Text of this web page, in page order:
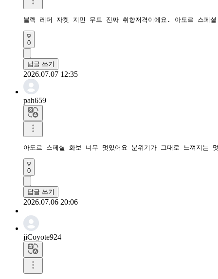
블랙 레더 자켓 지민 무드 진짜 취향저격이에요. 아도르 스페
0
답글 쓰기
2026.07.07 12:35
pah659
아도르 스페셜 화보 너무 멋있어요 분위기가 그대로 느껴지는
0
답글 쓰기
2026.07.06 20:06
jiCoyote924